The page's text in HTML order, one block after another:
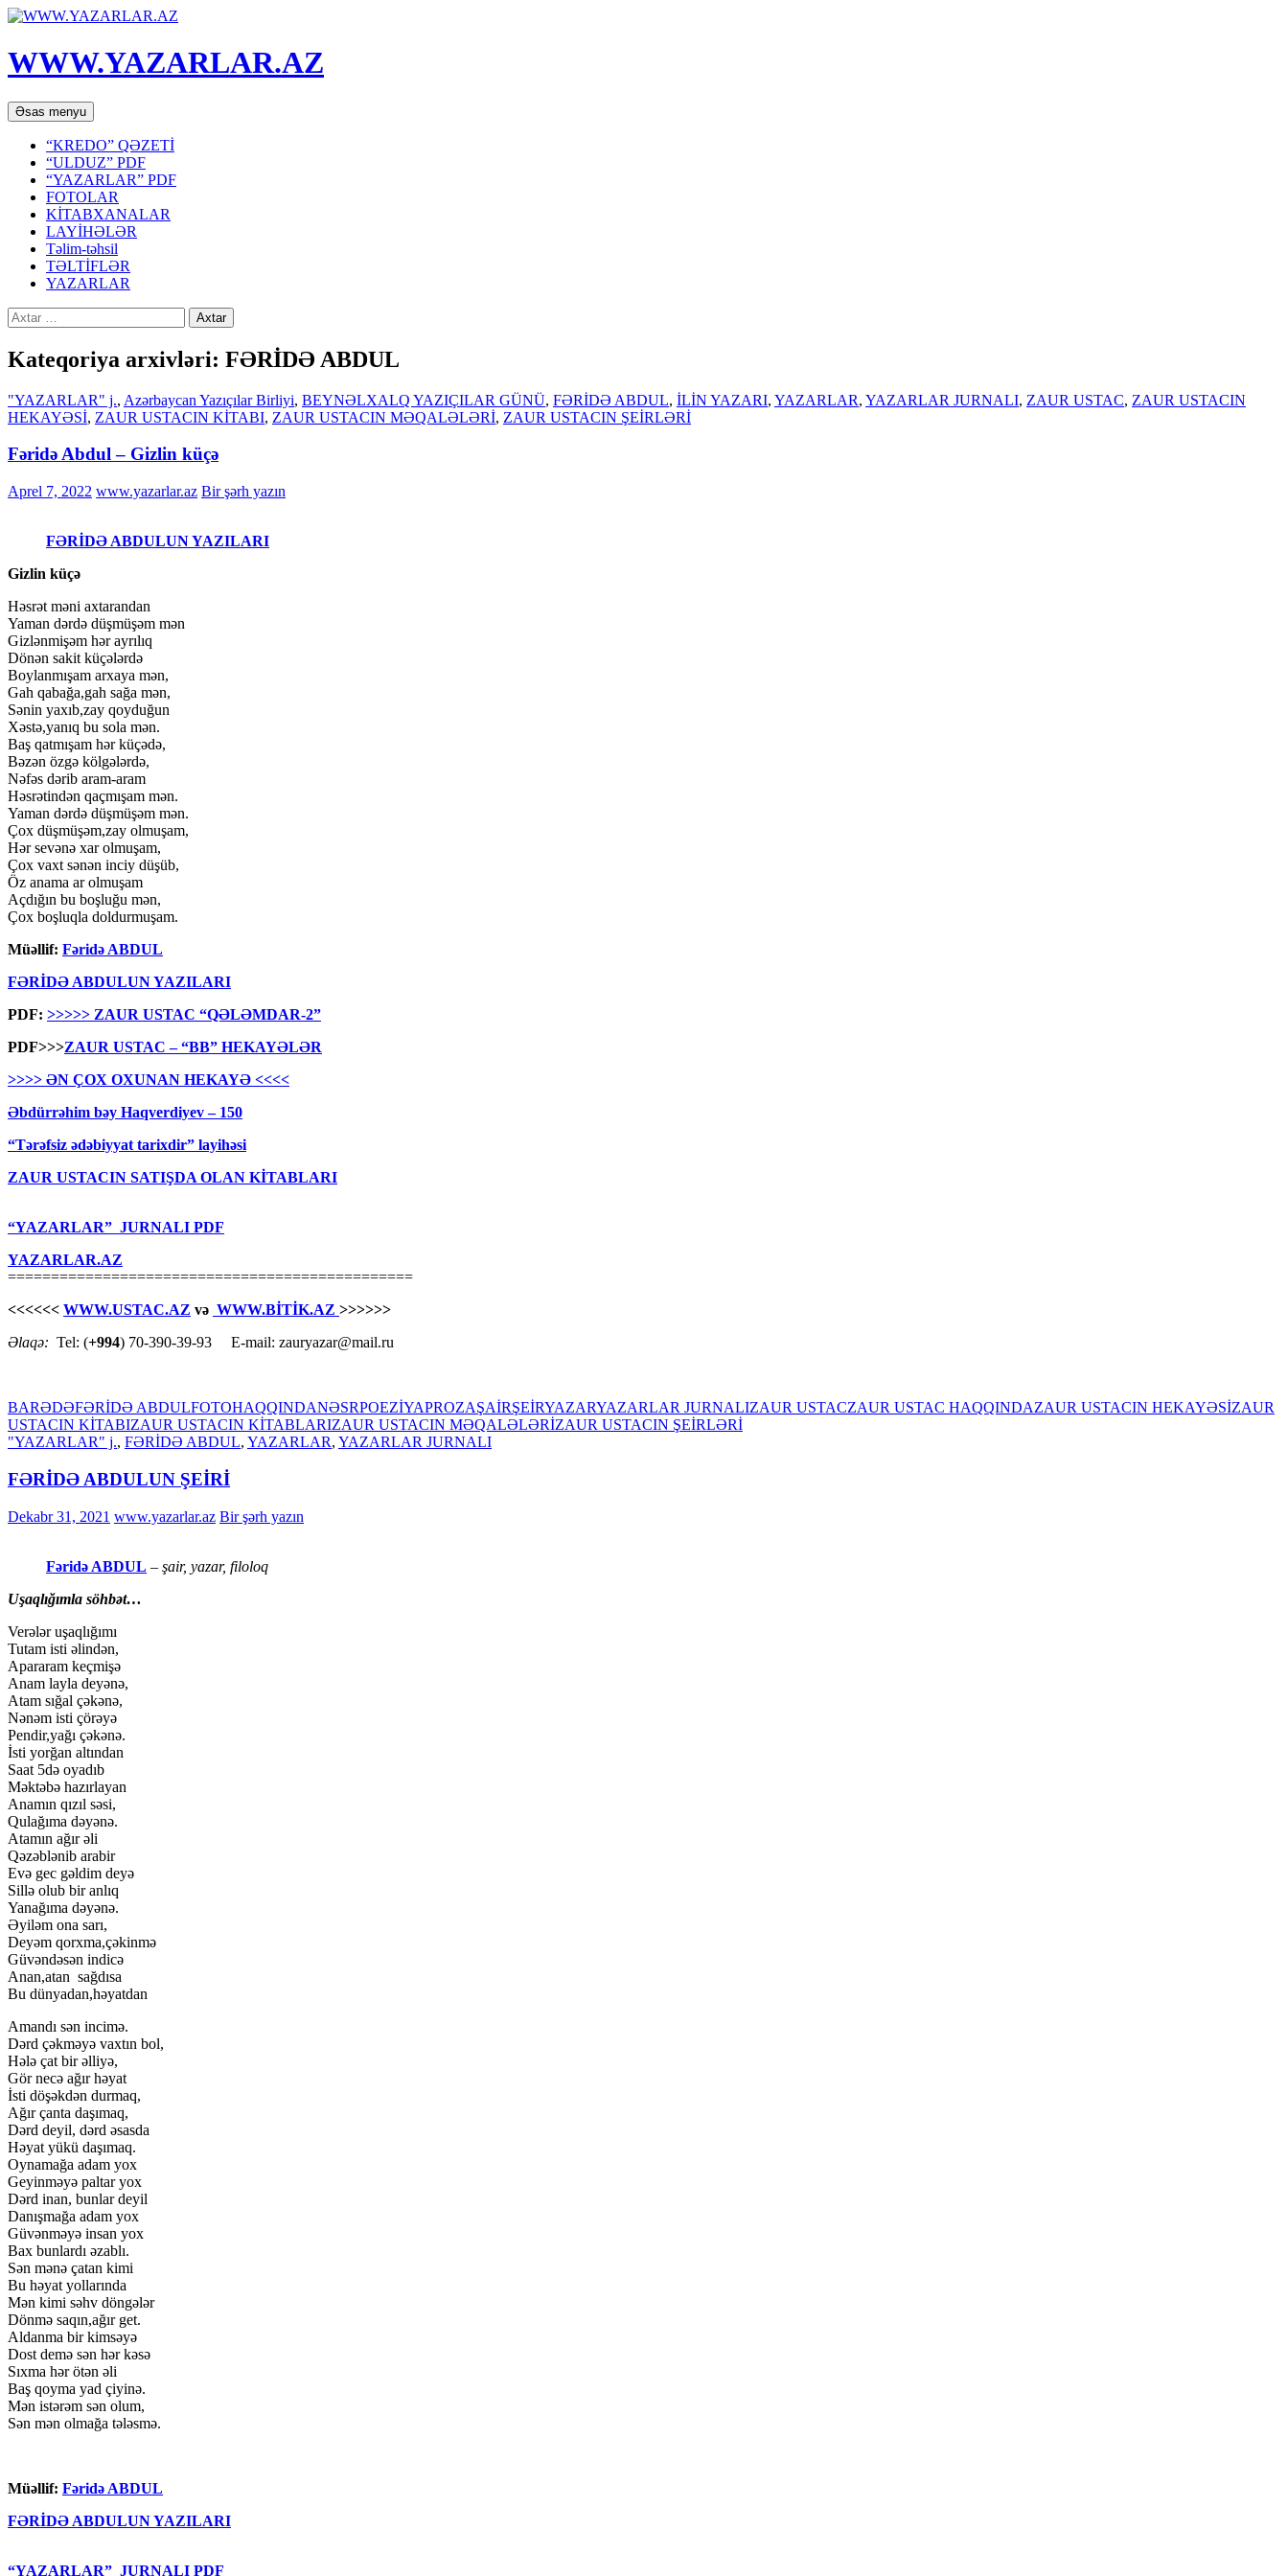
WWW.YAZARLAR.AZ
Axtar
Əsas menyu Mühtəviyyata
keç
“KREDO” QƏZETİ
“ULDUZ” PDF
“YAZARLAR” PDF
FOTOLAR
KİTABXANALAR
LAYİHƏLƏR
Təlim-təhsil
TƏLTİFLƏR
YAZARLAR
Axtarış:
Kateqoriya arxivləri: FƏRİDƏ ABDUL
"YAZARLAR" j., Azərbaycan Yazıçılar Birliyi, BEYNƏLXALQ YAZIÇILAR GÜNÜ, FƏRİDƏ ABDUL, İLİN YAZARI, YAZARLAR, YAZARLAR JURNALI, ZAUR USTAC, ZAUR USTACIN
HEKAYƏSİ, ZAUR USTACIN KİTABI, ZAUR USTACIN MƏQALƏLƏRİ, ZAUR USTACIN ŞEİRLƏRİ
Fəridə Abdul – Gizlin küçə
Aprel 7, 2022 www.yazarlar.az Bir şərh yazın
FƏRİDƏ ABDULUN YAZILARI
Gizlin küçə
Həsrət məni axtarandan
Yaman dərdə düşmüşəm mən
Gizlənmişəm hər ayrılıq
Dönən sakit küçələrdə
Boylanmışam arxaya mən,
Gah qabağa,gah sağa mən,
Sənin yaxıb,zay qoyduğun
Xəstə,yanıq bu sola mən.
Baş qatmışam hər küçədə,
Bəzən özgə kölgələrdə,
Nəfəs dərib aram-aram
Həsrətindən qaçmışam mən.
Yaman dərdə düşmüşəm mən.
Çox düşmüşəm,zay olmuşam,
Hər sevənə xar olmuşam,
Çox vaxt sənən inciy düşüb,
Öz anama ar olmuşam
Açdığın bu boşluğu mən,
Çox boşluqla doldurmuşam.
Müəllif: Fəridə ABDUL
FƏRİDƏ ABDULUN YAZILARI
PDF: >>>>> ZAUR USTAC “QƏLƏMDAR-2”
PDF>>>ZAUR USTAC – “BB” HEKAYƏLƏR
>>>> ƏN ÇOX OXUNAN HEKAYƏ <<<<
Əbdürrəhim bəy Haqverdiyev – 150
“Tərəfsiz ədəbiyyat tarixdir” layihəsi
ZAUR USTACIN SATIŞDA OLAN KİTABLARI
“YAZARLAR” JURNALI PDF
YAZARLAR.AZ
===============================================
<<<<<< WWW.USTAC.AZ və WWW.BİTİK.AZ >>>>>>
Əlaqə: Tel: (+994) 70-390-39-93 E-mail: zauryazar@mail.ru
BARƏDƏFƏRİDƏ ABDULFOTOHAQQINDANƏSRPOEZİYAPROZAŞAİRŞEİRYAZARYAZARLAR JURNALIZAUR USTACZAUR USTAC HAQQINDAZAUR USTACIN HEKAYƏSİZAUR
USTACIN KİTABIZAUR USTACIN KİTABLARIZAUR USTACIN MƏQALƏLƏRİZAUR USTACIN ŞEİRLƏRİ
"YAZARLAR" j., FƏRİDƏ ABDUL, YAZARLAR, YAZARLAR JURNALI
FƏRİDƏ ABDULUN ŞEİRİ
Dekabr 31, 2021 www.yazarlar.az Bir şərh yazın
Fəridə ABDUL – şair, yazar, filoloq
Uşaqlığımla söhbət…
Verələr uşaqlığımı
Tutam isti əlindən,
Apararam keçmişə
Anam layla deyənə,
Atam sığal çəkənə,
Nənəm isti çörəyə
Pendir,yağı çəkənə.
İsti yorğan altından
Saat 5də oyadıb
Məktəbə hazırlayan
Anamın qızıl səsi,
Qulağıma dəyənə.
Atamın ağır əli
Qəzəblənib arabir
Evə gec gəldim deyə
Sillə olub bir anlıq
Yanağıma dəyənə.
Əyiləm ona sarı,
Deyəm qorxma,çəkinmə
Güvəndəsən indicə
Anan,atan sağdısa
Bu dünyadan,həyatdan
Amandı sən incimə.
Dərd çəkməyə vaxtın bol,
Hələ çat bir əlliyə,
Gör necə ağır həyat
İsti döşəkdən durmaq,
Ağır çanta daşımaq,
Dərd deyil, dərd əsasda
Həyat yükü daşımaq.
Oynamağa adam yox
Geyinməyə paltar yox
Dərd inan, bunlar deyil
Danışmağa adam yox
Güvənməyə insan yox
Bax bunlardı əzablı.
Sən mənə çatan kimi
Bu həyat yollarında
Mən kimi səhv döngələr
Dönmə saqın,ağır get.
Aldanma bir kimsəyə
Dost demə sən hər kəsə
Sıxma hər ötən əli
Baş qoyma yad çiyinə.
Mən istərəm sən olum,
Sən mən olmağa tələsmə.
Müəllif: Fəridə ABDUL
FƏRİDƏ ABDULUN YAZILARI
“YAZARLAR” JURNALI PDF